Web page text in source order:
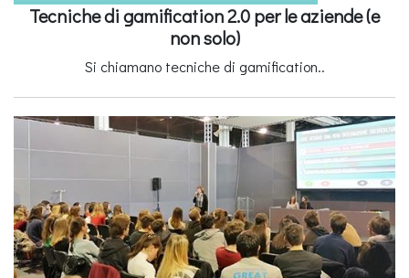
Tecniche di gamification 2.0 per le aziende (e
non solo)
Si chiamano tecniche di gamification..